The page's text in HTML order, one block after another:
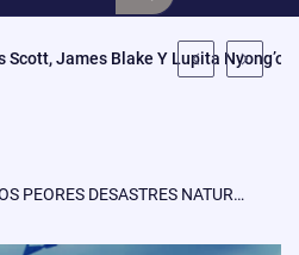
ACAPULCO VIVE UNO DE LOS PEORES DESASTRES NATURALES, EL HURACÁN OTIS